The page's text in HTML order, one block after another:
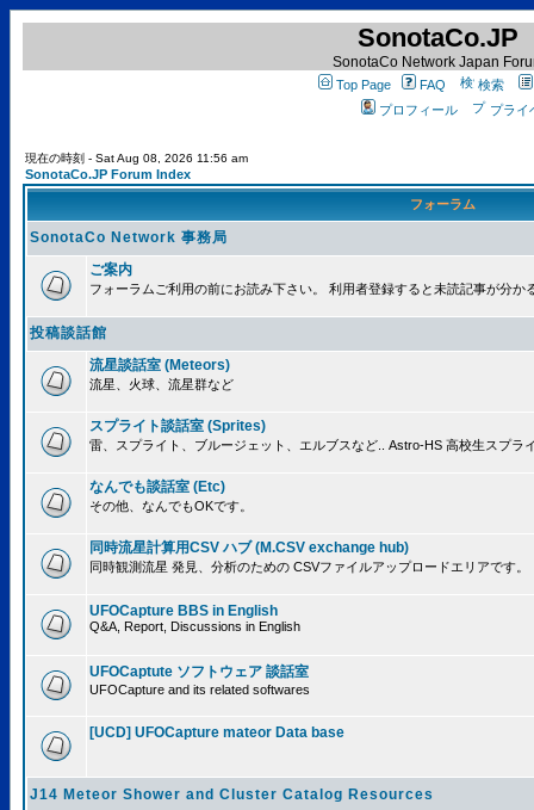
SonotaCo.JP
SonotaCo Network Japan
Top Page FAQ
検索
プロフィール
プライ
現在の時刻 - Sat Aug 08, 2026 11:56 am
SonotaCo.JP Forum Index
フォーラム
SonotaCo Network 事務局
ご案内
フォーラムご利用の前にお読み下さい。 利用者登録すると未読記事が分か
投稿談話館
流星談話室 (Meteors)
流星、火球、流星群など
スプライト談話室 (Sprites)
雷、スプライト、ブルージェット、エルブスなど.. Astro-HS 高校生スプラ
なんでも談話室 (Etc)
その他、なんでもOKです。
同時流星計算用CSV ハブ (M.CSV exchange hub)
同時観測流星 発見、分析のための CSVファイルアップロードエリアです。
UFOCapture BBS in English
Q&A, Report, Discussions in English
UFOCaptute ソフトウェア 談話室
UFOCapture and its related softwares
[UCD] UFOCapture mateor Data base
J14 Meteor Shower and Cluster Catalog Resources